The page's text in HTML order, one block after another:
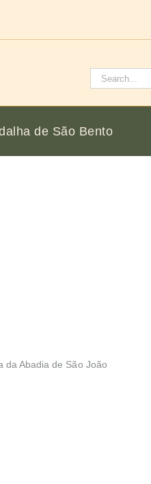
Pesquisar
de São Bento
da Abadia de São João